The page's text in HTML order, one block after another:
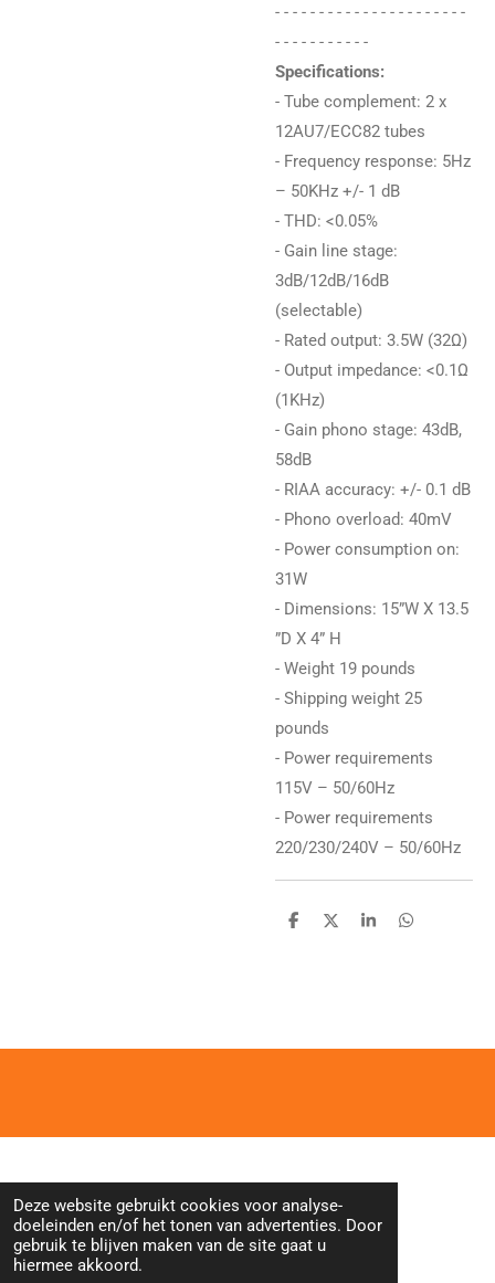
Deze website gebruikt cookies voor analyse-
doeleinden en/of het tonen van advertenties. Door
gebruik te blijven maken van de site gaat u
hiermee akkoord.
- - - - - - - - - - - - - - - - - - - - - -
- - - - - - - - - - -
Specifications:
- Tube complement: 2 x
12AU7/ECC82 tubes
- Frequency response: 5Hz
– 50KHz +/- 1 dB
- THD: <0.05%
- Gain line stage:
3dB/12dB/16dB
(selectable)
- Rated output: 3.5W (32Ω)
- Output impedance: <0.1Ω
(1KHz)
- Gain phono stage: 43dB,
58dB
- RIAA accuracy: +/- 0.1 dB
- Phono overload: 40mV
- Power consumption on:
31W
- Dimensions: 15”W X 13.5
”D X 4” H
- Weight 19 pounds
- Shipping weight 25
pounds
- Power requirements
115V – 50/60Hz
- Power requirements
220/230/240V – 50/60Hz
D
D
S
D